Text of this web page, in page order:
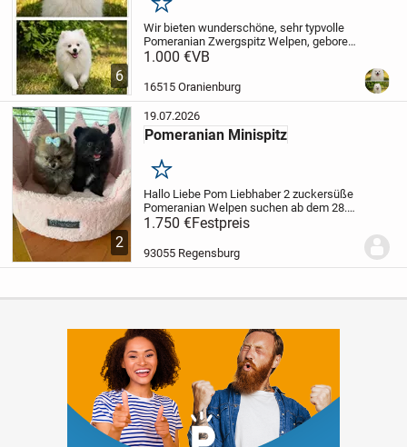
6
Merken
Wir bieten wunderschöne, sehr typvolle
Pomeranian Zwergspitz Welpen, geboren
am 14.12.2025.
mit kurzer Nase, dichter plüschiger...
1.000 €VB
16515 Oranienburg
2
19.07.2026
Pomeranian Minispitz
Merken
Hallo Liebe Pom Liebhaber 2 zuckersüße
Pomeranian Welpen suchen ab dem 28.
August ein liebevolles Zuhause. Am
05.06.26 hatte unsere Hündin 2 Welpen
zur Welt gebracht in der Farbe Schwarz
und Braun....
1.750 €Festpreis
93055 Regensburg